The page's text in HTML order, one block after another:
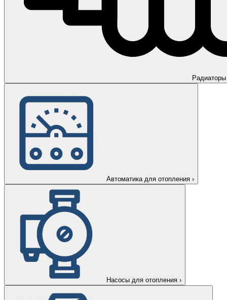
Радиаторы
Автоматика для отопления ›
Насосы для отопления ›